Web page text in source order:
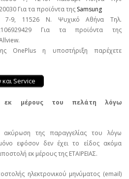
Για τα προϊόντα της Samsung
7-9, 11526 Ν. Ψυχικό Αθήνα Τηλ.
Για τα προϊόντα της
OnePlus η υποστήριξη παρέχετε
Service
εκ μέρους του πελάτη λόγω
της παραγγελίας του λόγω
μόνο εφόσον δεν έχει το είδος ακόμα
εκ μέρους της ΕΤΑΙΡΕΙΑΣ.
ηλεκτρονικού μηνύματος (email)